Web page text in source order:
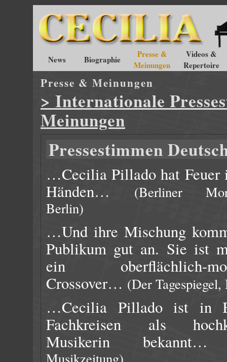
News Biographie
Presse &
Meinungen
Videos &
Repertoire
Presse & Meinungen
> Internationale
Meinungen
Pressestimmen
…Cecilia Pillado hat Feuer
Händen…
(Berliner
Berlin)
…Und ihre Mischung
Publikum gut an. Sie ist
ein oberflächlich-
Crossover… (Der
…Cecilia Pillado ist in
Fachkreisen als
Musikerin
Musikzeitung)